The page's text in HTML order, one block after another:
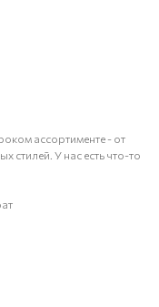
ассортименте - от
стилей. У нас есть что-то